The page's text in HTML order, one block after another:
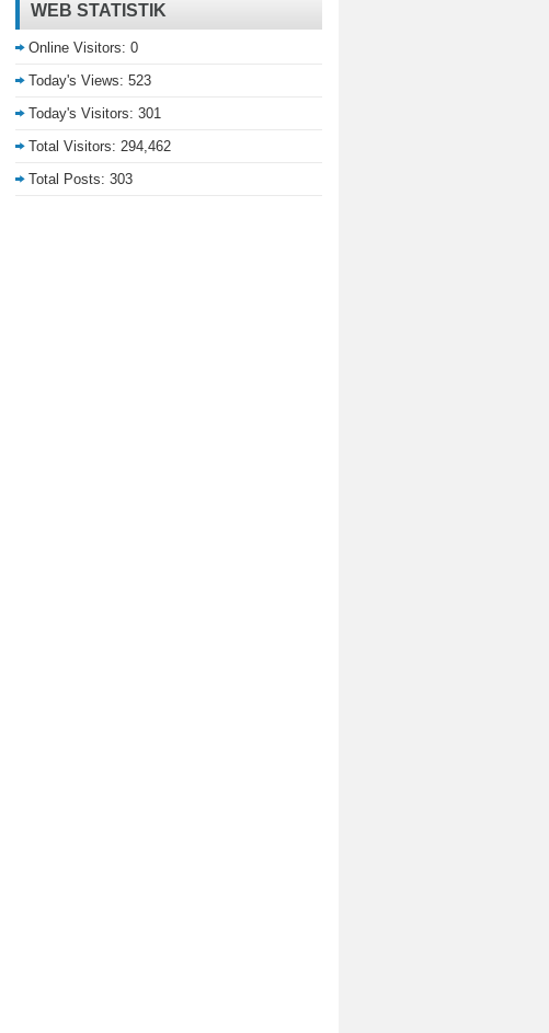
WEB STATISTIK
Online Visitors: 0
Today's Views: 523
Today's Visitors: 301
Total Visitors: 294,462
Total Posts: 303